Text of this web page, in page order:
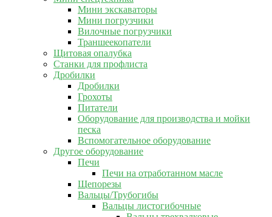
Мини экскаваторы
Мини погрузчики
Вилочные погрузчики
Траншеекопатели
Щитовая опалубка
Станки для профлиста
Дробилки
Дробилки
Грохоты
Питатели
Оборудование для производства и мойки
песка
Вспомогательное оборудование
Другое оборудование
Печи
Печи на отработанном масле
Щепорезы
Вальцы/Трубогибы
Вальцы листогибочные